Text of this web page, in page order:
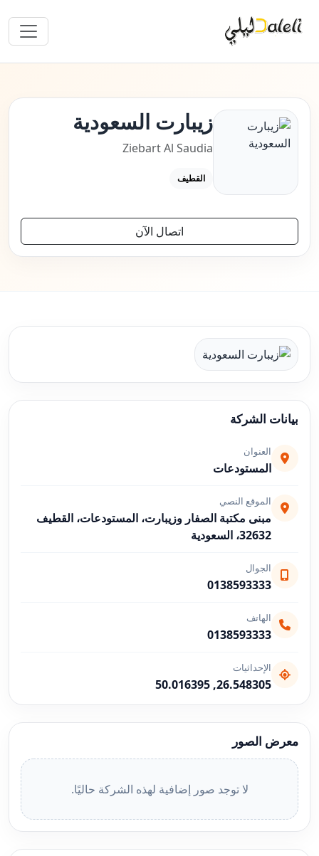
زيبارت السعودية
Ziebart Al Saudia
القطيف
اتصال الآن
بيانات الشركة
العنوان
المستودعات
الموقع النصي
32632، السعودية
الجوال
0138593333
الهاتف
0138593333
الإحداثيات
26.548305, 50.016395
معرض الصور
لا توجد صور إضافية لهذه الشركة حاليًا.